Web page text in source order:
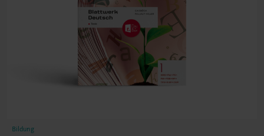
Bildung